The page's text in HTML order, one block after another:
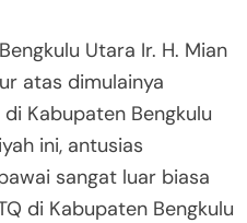
Utara Ir. H. Mian
atas dimulainya
Kabupaten Bengkulu
ini, antusias
sangat luar biasa
di Kabupaten Bengkulu